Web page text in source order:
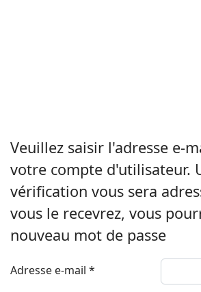
Veuillez saisir l'adresse e-
votre compte d'utilisateur.
vérification vous sera
vous le recevrez, vous
nouveau mot de passe
Adresse e-mail *